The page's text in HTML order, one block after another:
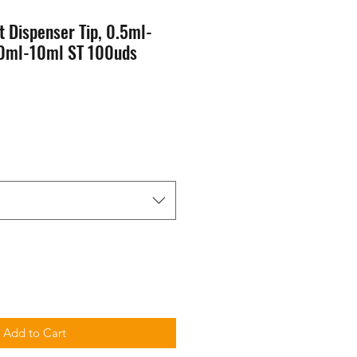
Dispenser Tip, 0.5ml-
10ml ST 100uds
Add to Cart